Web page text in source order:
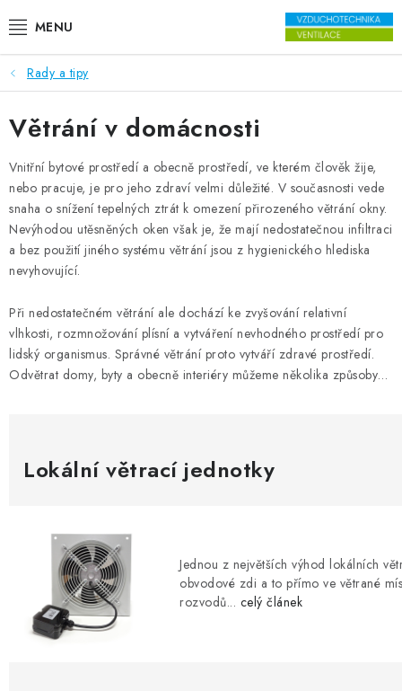
VENTILÁTORY
VZDUCHOTECHNIKA
REKUPERACE
TOPENÍ A CHLAZENÍ
ÚPRAVA VZDUCHU
FILTRY
ODVLHČOVAČE
Reference a zkušenosti
Rady a tipy
Větrání v domácnosti
Vnitřní bytové prostředí a obecně prostředí, ve kterém člověk žije,
nebo pracuje, je pro jeho zdraví velmi důležité. V současnosti vede
snaha o snížení tepelných ztrát k omezení přirozeného větrání okny.
Nevýhodou utěsněných oken však je, že mají nedostatečnou infiltraci
a bez použití jiného systému větrání jsou z hygienického hlediska
nevyhovující.
Při nedostatečném větrání ale dochází ke zvyšování relativní
vlhkosti, rozmnožování plísní a vytváření nevhodného prostředí pro
lidský organismus. Správné větrání proto vytváří zdravé prostředí.
Odvětrat domy, byty a obecně interiéry můžeme několika způsoby…
Lokální větrací jednotky
Jednou z největších výhod lokálních
obvodové zdi a to přímo ve větrané
rozvodů... celý článek